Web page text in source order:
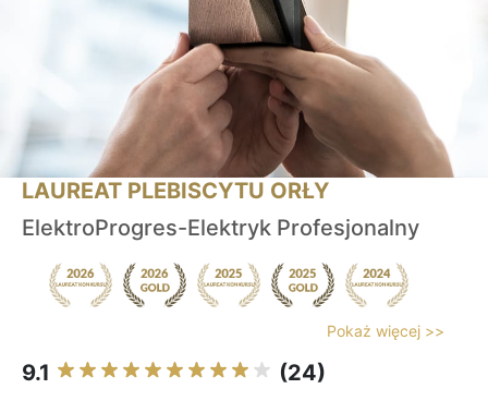
LAUREAT PLEBISCYTU ORŁY
ElektroProgres-Elektryk Profesjonalny
Pokaż więcej >>
9.1 (24)